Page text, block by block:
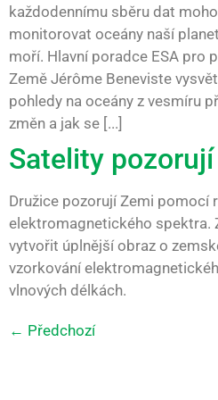
každodennímu sběru dat
monitorovat oceány naší
moří. Hlavní poradce ESA pro
Země Jérôme Beneviste
pohledy na oceány z vesmíru
změn a jak se [...]
Satelity
Družice pozorují Zemi pomocí
elektromagnetického spektra.
vytvořit úplnější obraz o
vzorkování
vlnových délkách.
← Předchozí